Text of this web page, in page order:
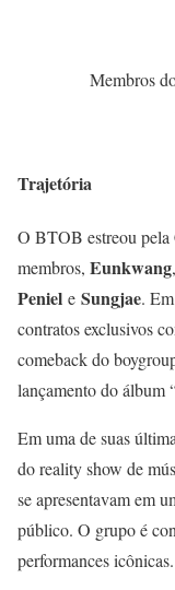
Membros
Trajetória
O BTOB estreou pela
membros, Eunkwang,
Peniel e Sungjae.
contratos exclusivos
comeback do
lançamento do álbum
Em uma de suas
do reality show de
se apresentavam em
público. O grupo é
performances icônicas.